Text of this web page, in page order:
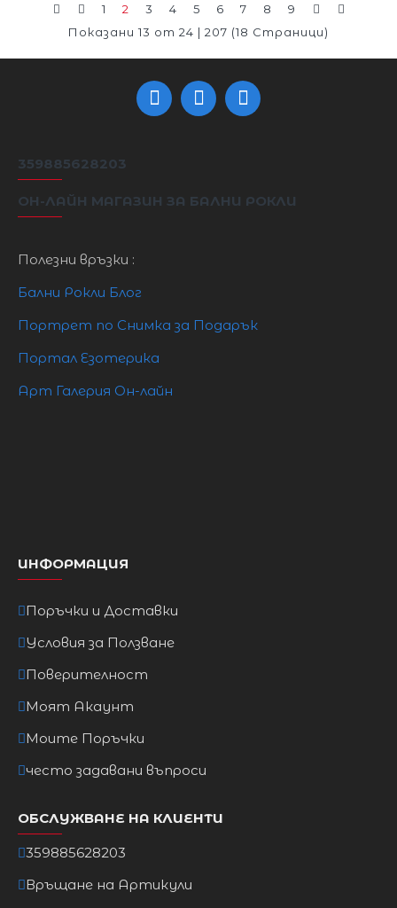
1 2 3 4 5 6 7 8
9
Показани 13 от 24 | 207 (18 Страници)
359885628203
ОН-ЛАЙН МАГАЗИН ЗА БАЛНИ РОКЛИ
Полезни връзки :
Бални Рокли Блог
Портрет по Снимка за Подарък
Портал Езотерика
Арт Галерия Он-лайн
ИНФОРМАЦИЯ
Поръчки и Доставки
Условия за Ползване
Поверителност
Моят Акаунт
Моите Поръчки
често задавани въпроси
ОБСЛУЖВАНЕ НА КЛИЕНТИ
359885628203
Връщане на Артикули